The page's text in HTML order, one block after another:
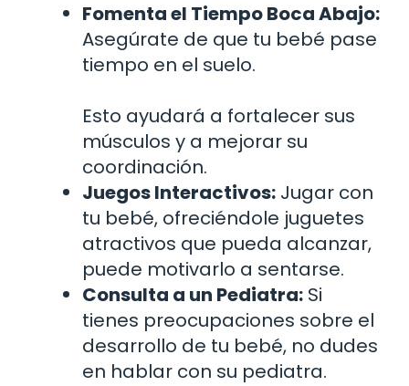
Fomenta el Tiempo Boca Abajo:
Asegúrate de que tu bebé pase
tiempo en el suelo.
Esto ayudará a fortalecer sus
músculos y a mejorar su
coordinación.
Juegos Interactivos: Jugar con
tu bebé, ofreciéndole juguetes
atractivos que pueda alcanzar,
puede motivarlo a sentarse.
Consulta a un Pediatra: Si
tienes preocupaciones sobre el
desarrollo de tu bebé, no dudes
en hablar con su pediatra.